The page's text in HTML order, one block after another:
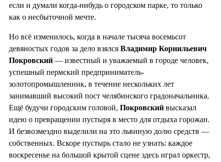
если и думали когда-нибудь о городском парке, то только
как о несбыточной мечте.
Но всё изменилось, когда в начале тысяча восемьсот
девяностых годов за дело взялся Владимир Корнильевич
Покровский — известный и уважаемый в городе человек,
успешный пермский предприниматель-
золотопромышленник, в течение нескольких лет
занимавший высокий пост челябинского градоначальника.
Ещё будучи городским головой, Покровский высказал
идею о превращении пустыря в место для отдыха горожан.
И безвозмездно выделили на это львиную долю средств —
собственных. Вскоре пустырь стало не узнать: каждое
воскресенье на большой крытой сцене здесь играл оркестр,